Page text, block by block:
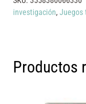
investigación,Juegos
Productos